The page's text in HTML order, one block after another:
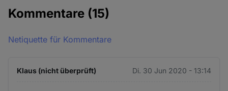
Kommentare (15)
Netiquette für Kommentare
Klaus (nicht überprüft) Di. 30 Jun 2020 - 13:14